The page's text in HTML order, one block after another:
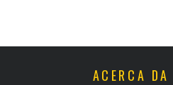
ACERCA